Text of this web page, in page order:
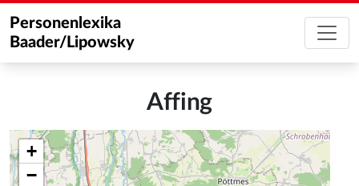
Personenlexika
Baader/Lipowsky
Affing
+
−